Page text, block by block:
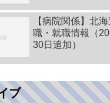
【病院関係】北
職・就職情報（
30日追加）
ブ